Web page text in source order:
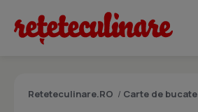
Reteteculinare.RO / Carte de bucate